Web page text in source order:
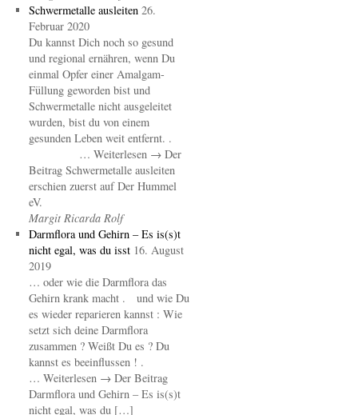
Schwermetalle ausleiten 26.
Februar 2020
Du kannst Dich noch so gesund
und regional ernähren, wenn Du
einmal Opfer einer Amalgam-
Füllung geworden bist und
Schwermetalle nicht ausgeleitet
wurden, bist du von einem
gesunden Leben weit entfernt. .
… Weiterlesen → Der
Beitrag Schwermetalle ausleiten
erschien zuerst auf Der Hummel
eV.
Margit Ricarda Rolf
Darmflora und Gehirn – Es is(s)t
nicht egal, was du isst 16. August
2019
… oder wie die Darmflora das
Gehirn krank macht . und wie Du
es wieder reparieren kannst : Wie
setzt sich deine Darmflora
zusammen ? Weißt Du es ? Du
kannst es beeinflussen ! .
… Weiterlesen → Der Beitrag
Darmflora und Gehirn – Es is(s)t
nicht egal, was du […]